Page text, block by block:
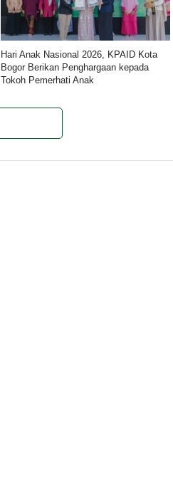
Hari Anak Nasional 2026, KPAID Kota
Bogor Berikan Penghargaan kepada
Tokoh Pemerhati Anak